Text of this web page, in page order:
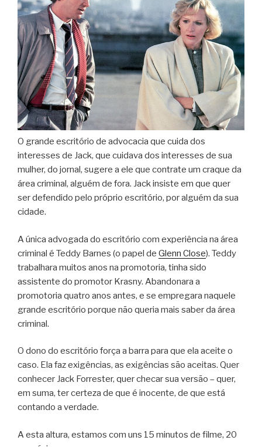
O grande escritório de advocacia que cuida dos
interesses de Jack, que cuidava dos interesses de sua
mulher, do jornal, sugere a ele que contrate um craque da
área criminal, alguém de fora. Jack insiste em que quer
ser defendido pelo próprio escritório, por alguém da sua
cidade.
A única advogada do escritório com experiência na área
criminal é Teddy Barnes (o papel de Glenn Close). Teddy
trabalhara muitos anos na promotoria, tinha sido
assistente do promotor Krasny. Abandonara a
promotoria quatro anos antes, e se empregara naquele
grande escritório porque não queria mais saber da área
criminal.
O dono do escritório força a barra para que ela aceite o
caso. Ela faz exigências, as exigências são aceitas. Quer
conhecer Jack Forrester, quer checar sua versão – quer,
em suma, ter certeza de que é inocente, de que está
contando a verdade.
A esta altura, estamos com uns 15 minutos de filme, 20